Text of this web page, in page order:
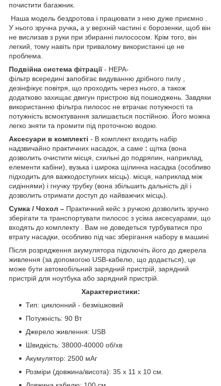
почистити багажник.
Наша модель бездротова і працювати з нею дуже приємно .
У нього зручна ручка, а у верхній частині є борозенки, щоб він
не вислизав з руки при збиранні пилососом. Крім того, він
легкий, тому навіть при тривалому використанні це не
проблема.
Подвійна система фітрації- HEPA-
фільтр всередині запобігає видуванню дрібного пилу ,
дезінфікує повітря, що проходить через нього, а також
додатково захищає двигун пристрою від пошкоджень. Завдяки
використанню фільтра пилосос не втрачає потужності та
потужність всмоктування залишається постійною. Його можна
легко зняти та промити під проточною водою.
Аксесуари в комплекті - В комплект входить набір
надзвичайно практичних насадок, а саме : щітка (вона
дозволить очистити місця, схильні до подряпин, наприклад,
елементи кабіни), вузька і широка щілинна насадка (особливо
підходить для важкодоступних місць). місця, наприклад між
сидіннями) і гнучку трубку (вона збільшить дальність дії і
дозволить отримати доступ до найважчих місць).
Сумка / Чохол – Практичний кейс з ручкою дозволить зручно
зберігати та транспортувати пилосос з усіма аксесуарами, що
входять до комплекту . Вам не доведеться турбуватися про
втрату насадки, особливо під час зберігання набору в машині
Після розрядження акумулятора підключіть його до джерела
живлення (за допомогою USB-кабелю, що додається), це
може бути автомобільний зарядний пристрій, зарядний
пристрій для ноутбука або зарядний пристрій.
Характеристики:
Тип: циклонний - безмішковий
Потужність: 90 Вт
Джерело живлення: USB
Швидкість: 38000-40000 об/хв
Акумулятор: 2500 мАг
Розміри (довжина/висота): 35 х 11 х 10 см.